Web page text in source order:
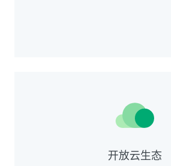
开放云生态